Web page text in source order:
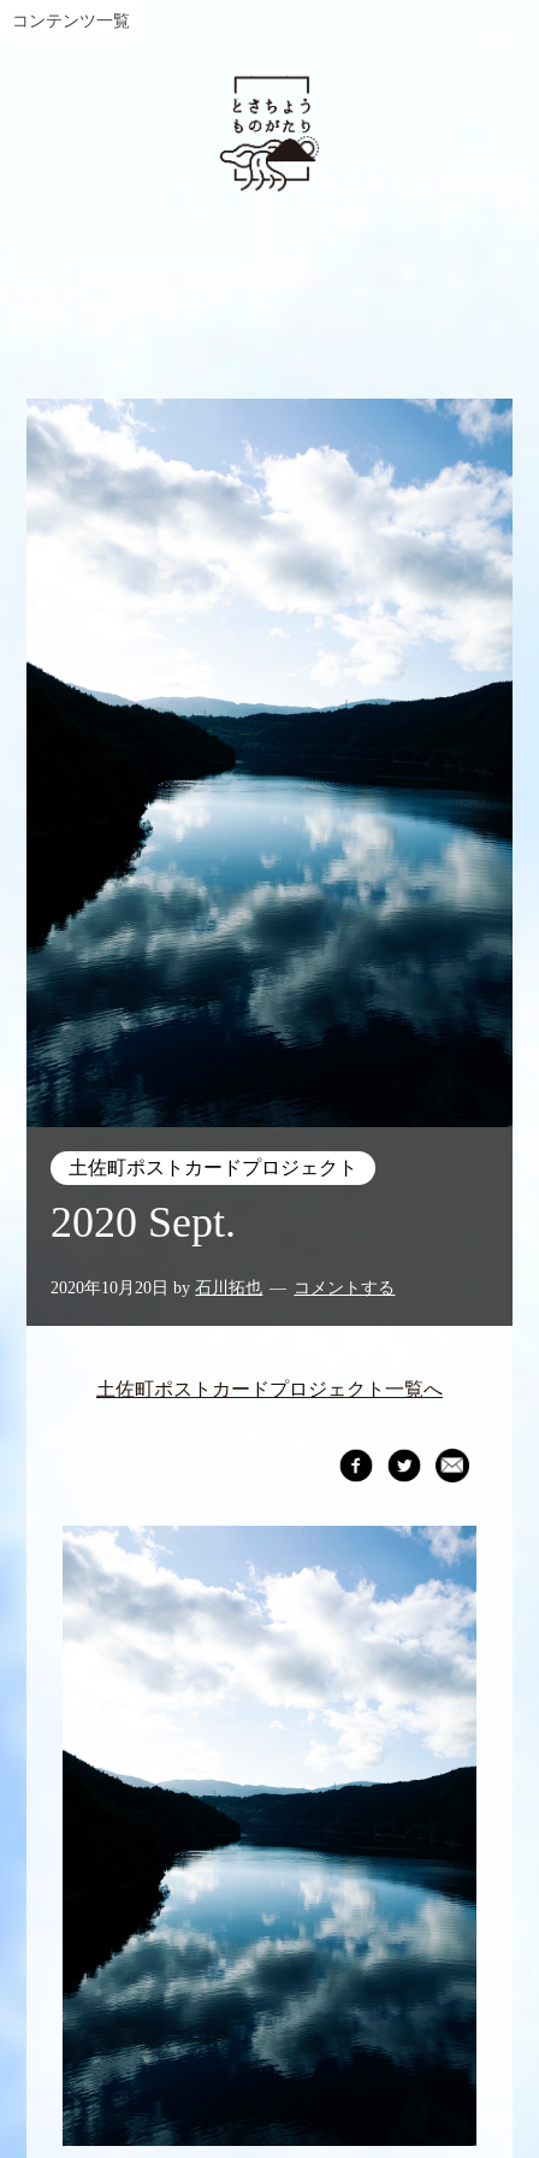
コンテンツ一覧
土佐町ポストカードプロジェクト
2020 Sept.
2020年10月20日 by石川拓也 コメントする
土佐町ポストカードプロジェクト一覧へ